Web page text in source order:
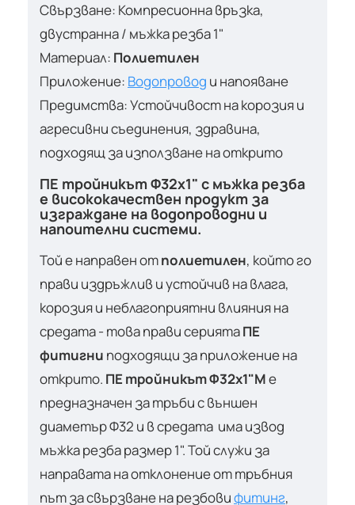
Свързване: Компресионна връзка,
двустранна / мъжка резба 1"
Материал: Полиетилен
Приложение: Водопровод и напояване
Предимства: Устойчивост на корозия и
агресивни съединения, здравина,
подходящ за използване на открито
ПЕ тройникът Ф32х1" с мъжка резба
е висококачествен продукт за
изграждане на водопроводни и
напоителни системи.
Той е направен отполиетилен, който го
прави издръжлив и устойчив на влага,
корозия и неблагоприятни влияния на
средата - това прави сериятаПЕ
фитигни подходящи за приложение на
открито. ПЕ тройникът Ф32х1"Ме
предназначен за тръби с външен
диаметър Ф32 и в средата има извод
мъжка резба размер 1". Той служи за
направата на отклонение от тръбния
път за свързване на резбовифитинг,